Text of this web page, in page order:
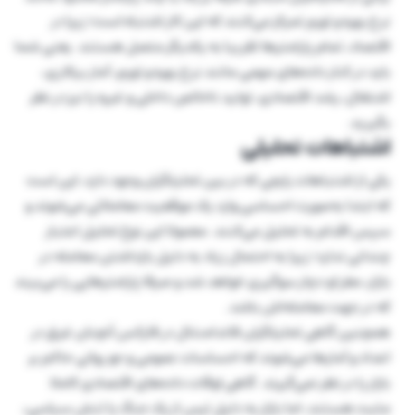
نرخ بهره و تورم تمرکز می‌کنند که این کار اشتباه است؛ زیرا در
اقتصاد، تمام پارامتر‌ها تقریبا به یکدیگر متصل هستند. یعنی شما
باید در کنار داده‌های مهمی مانند نرخ بهره و تورم، آمار بیکاری،
اشتغال، رشد اقتصادی، تولید ناخالص داخلی و غیره را نیز در نظر
بگیرید.
اشتباهات تحلیلی
یکی از اشتباهات رایجی که در بین تحلیلگران وجود دارد، این است
که ابتدا به‌صورت احساسی وارد یک موقعیت معاملاتی می‌شوند و
سپس اقدام به تحلیل می‌کنند. معمولا این نوع تحلیل اعتبار
چندانی ندارد؛ زیرا به احتمال زیاد به دلیل بازداشتن معامله در
بازار، مغز او دچار سوگیری خواهد شد و صرفا پارامترهایی را می‌بیند
که در جهت معامله‌اش باشد.
همچنین گاهی تحلیلگران فاندامنتال در فارکس آنچنان غرق در
اعداد و آمارها می‌شوند که احساسات عمومی و جو روانی حاکم بر
بازار را در نظر نمی‌گیرند. گاهی اوقات داده‌های اقتصادی کاملا
مثبت هستند، اما بازار به دلیل ترس از یک جنگ یا تنش سیاسی،